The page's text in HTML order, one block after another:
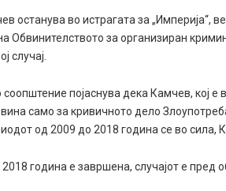
останува во истрагата за „Империја“,
за организиран
случај.
појаснува дека Камчев, кој е
само за кривичното дело
од 2009 до 2018 година се во сила,
2018 година е завршена, случајот е пред